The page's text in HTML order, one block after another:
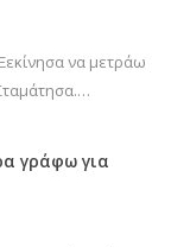
να μετράω
γράφω για